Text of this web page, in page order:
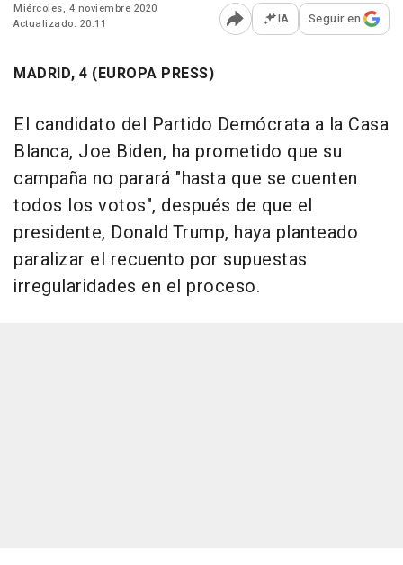
Miércoles, 4 noviembre 2020
Actualizado: 20:11
Abrir opciones para
IA Seguir en
MADRID, 4 (EUROPA PRESS)
El candidato del Partido Demócrata a la Casa
Blanca, Joe Biden, ha prometido que su
campaña no parará "hasta que se cuenten
todos los votos", después de que el
presidente, Donald Trump, haya planteado
paralizar el recuento por supuestas
irregularidades en el proceso.